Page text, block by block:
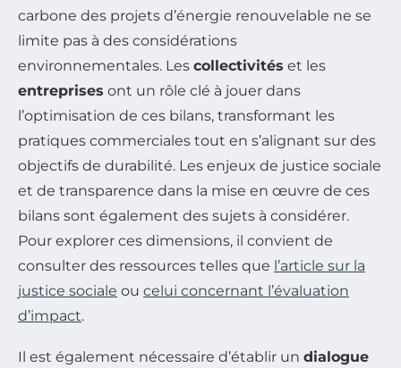
carbone des projets d’énergie renouvelable ne se
limite pas à des considérations
environnementales. Les collectivités et les
entreprises ont un rôle clé à jouer dans
l’optimisation de ces bilans, transformant les
pratiques commerciales tout en s’alignant sur des
objectifs de durabilité. Les enjeux de justice sociale
et de transparence dans la mise en œuvre de ces
bilans sont également des sujets à considérer.
Pour explorer ces dimensions, il convient de
consulter des ressources telles que l’article sur la
justice sociale ou celui concernant l’évaluation
d’impact.
Il est également nécessaire d’établir un dialogue